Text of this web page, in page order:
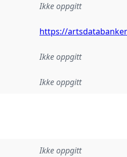
Ikke oppgitt
https://
Ikke oppgitt
Ikke oppgitt
Ikke oppgitt